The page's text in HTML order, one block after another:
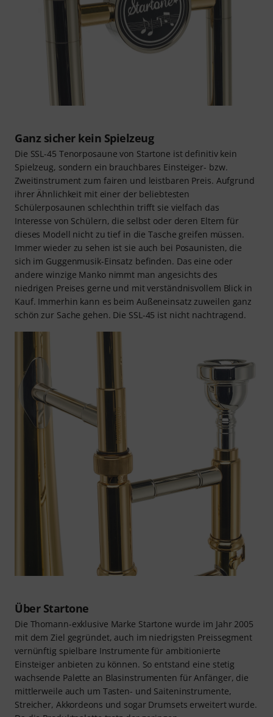
Ganz sicher kein Spielzeug
Die SSL-45 Tenorposaune von Startone ist definitiv kein
Spielzeug, sondern ein brauchbares Einsteiger- bzw.
Zweitinstrument zum fairen und leistbaren Preis. Aufgrund
ihrer Ähnlichkeit mit einer der beliebtesten
Schülerposaunen schlechthin trifft sie vielfach das
Interesse von Schülern, die selbst oder deren Eltern für
dieses Modell nicht zu tief in die Tasche greifen müssen.
Immer wieder zu sehen ist sie auch bei Posaunisten, die
sich im Guggenmusik-Einsatz befinden. Das eine oder
andere winzige Manko nimmt man angesichts des
niedrigen Preises gerne und mit verständnisvollem Blick in
Kauf. Immerhin kann es beim Außeneinsatz zuweilen ganz
schön zur Sache gehen. Die SSL-45 ist nicht nachtragend.
Über Startone
Die Thomann-exklusive Marke Startone wurde im Jahr 2005
mit dem Ziel gegründet, auch im niedrigsten Preissegment
vernünftig spielbare Instrumente für ambitionierte
Einsteiger anbieten zu können. So entstand eine stetig
wachsende Palette an Blasinstrumenten für Anfänger, die
mittlerweile auch um Tasten- und Saiteninstrumente,
Streicher, Akkordeons und sogar Drumsets erweitert wurde.